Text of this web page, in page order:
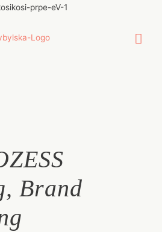
Brand